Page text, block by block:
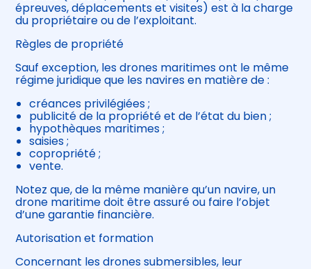
épreuves, déplacements et visites) est à la charge
du propriétaire ou de l’exploitant.
Règles de propriété
Sauf exception, les drones maritimes ont le même
régime juridique que les navires en matière de :
créances privilégiées ;
publicité de la propriété et de l’état du bien ;
hypothèques maritimes ;
saisies ;
copropriété ;
vente.
Notez que, de la même manière qu’un navire, un
drone maritime doit être assuré ou faire l’objet
d’une garantie financière.
Autorisation et formation
Concernant les drones submersibles, leur